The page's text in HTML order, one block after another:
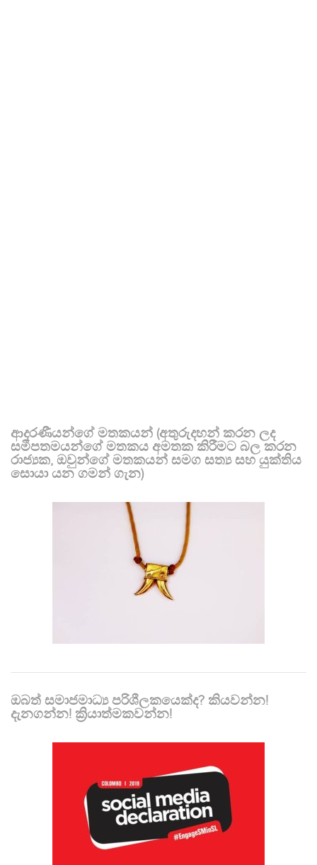
ආදරණීයන්ගේ මතකයන් (අතුරුදහන් කරන ලද
සමීපතමයන්ගේ මතකය අමතක කිරීමට බල කරන
රාජ්‍යක, ඔවුන්ගේ මතකයන් සමග සත්‍ය සහ යුක්තිය
සොයා යන ගමන් ගැන)
ඔබත් සමාජමාධ්‍ය පරිශීලකයෙක්ද? කියවන්න!
දැනගන්න! ක්‍රියාත්මකවන්න!